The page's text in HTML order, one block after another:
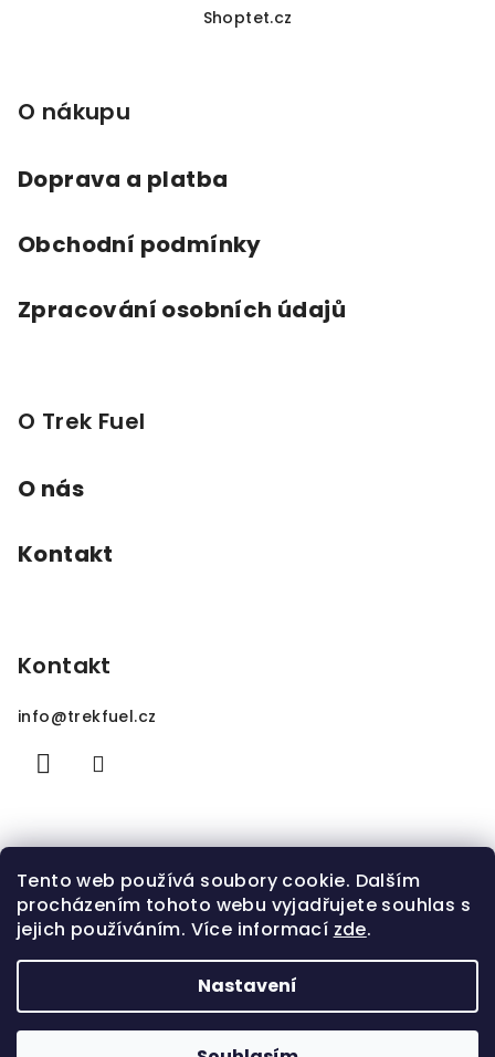
Tento web používá soubory cookie. Dalším
procházením tohoto webu vyjadřujete souhlas s
jejich používáním. Více informací zde.
Nastavení
Shoptet.cz
O nákupu
Doprava a platba
Obchodní podmínky
Zpracování osobních údajů
O Trek Fuel
O nás
Kontakt
Kontakt
info@trekfuel.cz